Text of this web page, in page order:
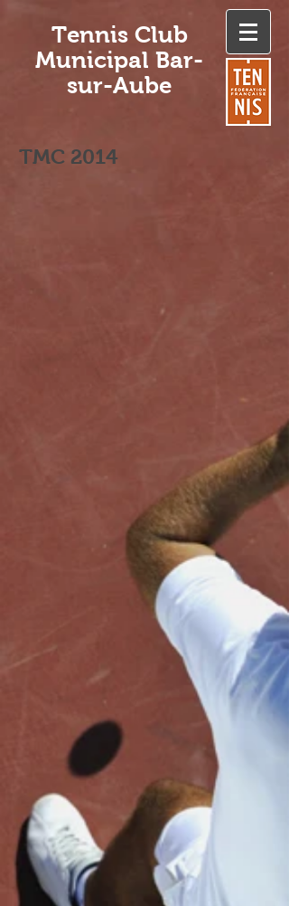
Tennis Club
Municipal Bar-
sur-Aube
TMC 2014